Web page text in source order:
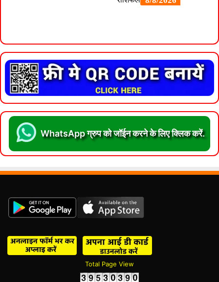
WhatsApp ग्रुप को जॉईन करने के लिए क्लिक करें.
Total Page View